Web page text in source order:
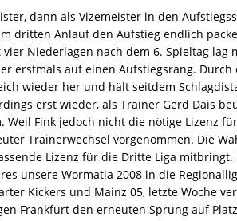
dann als Vizemeister in den
dritten Anlauf den Aufstieg endlich
Niederlagen nach dem 6. Spieltag lag
erstmals auf einen Aufstiegsrang. Durch
wieder her und hält seitdem
erst wieder, als Trainer Gerd Dais
Fink jedoch nicht die nötige Lizenz
Trainerwechsel vorgenommen. Die
Lizenz für die Dritte Liga mitbringt.
unsere Wormatia 2008 in die
Kickers und Mainz 05, letzte Woche
Frankfurt den erneuten Sprung auf